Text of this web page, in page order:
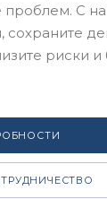
С
сохраните
риски и